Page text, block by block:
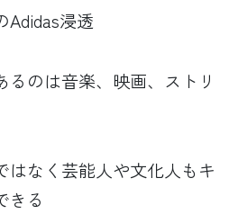
Adidas浸透
るのは音楽、映画、ストリ
はなく芸能人や文化人もキ
きる